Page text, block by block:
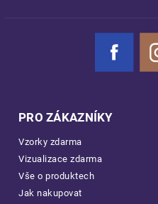
Facebook
PRO ZÁKAZNÍKY
Vzorky zdarma
Vizualizace zdarma
Vše o produktech
Jak nakupovat